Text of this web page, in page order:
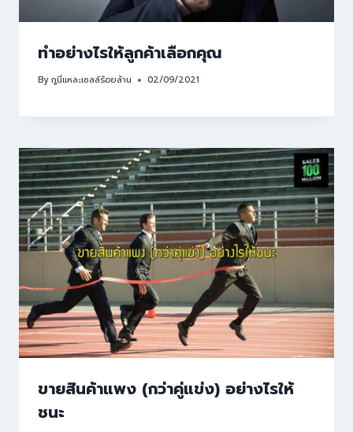
ทำอย่างไรให้ลูกค้าเลือกคุณ
Byกูนี่แหละเซลล์ร้อยล้าน 02/09/2021
ขายสินค้าแพง (กว่าคู่แข่ง) อย่างไรให้
ชนะ